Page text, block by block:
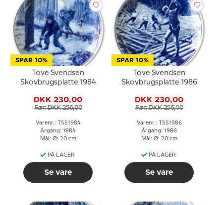
SPAR 10%
Tove Svendsen
Skovbrugsplatte 1984
DKK 230,00
Før: DKK 256,00
Varenr.: TSS1984
Årgang: 1984
Mål: Ø: 20 cm
PÅ LAGER
Se vare
SPAR 10%
Tove Svendsen
Skovbrugsplatte 1986
DKK 230,00
Før: DKK 256,00
Varenr.: TSS1986
Årgang: 1986
Mål: Ø: 20 cm
PÅ LAGER
Se vare